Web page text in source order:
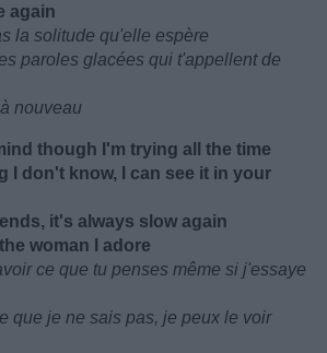
again
la solitude qu'elle espère
paroles glacées qui t'appellent de
nouveau
though I'm trying all the time
I don't know, I can see it in your
it's always slow again
woman I adore
ce que tu penses même si j'essaye
que je ne sais pas, je peux le voir